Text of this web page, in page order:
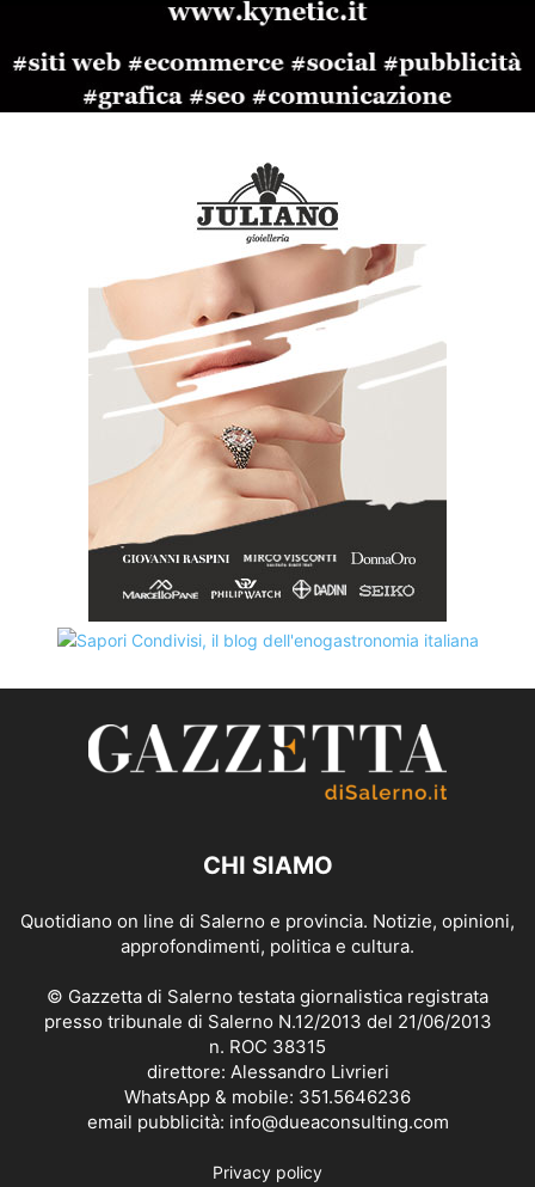
CHI SIAMO
Quotidiano on line di Salerno e provincia. Notizie, opinioni,
approfondimenti, politica e cultura.
© Gazzetta di Salerno testata giornalistica registrata
presso tribunale di Salerno N.12/2013 del 21/06/2013
n. ROC 38315
direttore: Alessandro Livrieri
WhatsApp & mobile: 351.5646236
email pubblicità: info@dueaconsulting.com
Privacy policy